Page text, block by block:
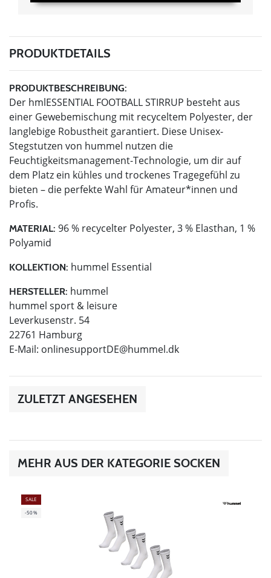
PRODUKTDETAILS
PRODUKTBESCHREIBUNG:
Der hmlESSENTIAL FOOTBALL STIRRUP besteht aus
einer Gewebemischung mit recyceltem Polyester, der
langlebige Robustheit garantiert. Diese Unisex-
Stegstutzen von hummel nutzen die
Feuchtigkeitsmanagement-Technologie, um dir auf
dem Platz ein kühles und trockenes Tragegefühl zu
bieten – die perfekte Wahl für Amateur*innen und
Profis.
MATERIAL: 96 % recycelter Polyester, 3 % Elasthan, 1 %
Polyamid
KOLLEKTION: hummel Essential
HERSTELLER: hummel
hummel sport & leisure
Leverkusenstr. 54
22761 Hamburg
E-Mail: onlinesupportDE@hummel.dk
ZULETZT ANGESEHEN
MEHR AUS DER KATEGORIE SOCKEN
SALE
-50%